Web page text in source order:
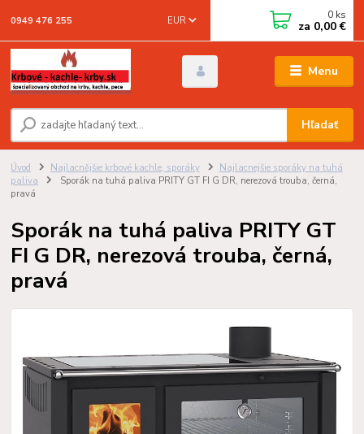
Menu
EUR
Hľadať
0949 476 255 0 ks
za 0,00 €
Úvod Najlacnějšie krbové kachle, sporáky
Najlacnejšie sporáky na tuhá
paliva
Sporák na tuhá paliva PRITY GT FI G DR, nerezová trouba, černá,
pravá
Sporák na tuhá paliva PRITY GT
FI G DR, nerezová trouba, černá,
pravá